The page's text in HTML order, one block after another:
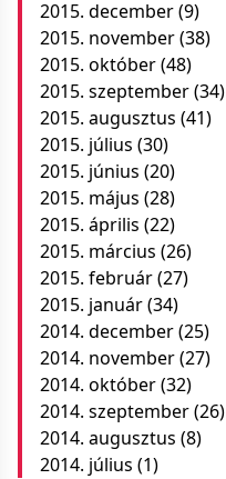
2015. december(9)
2015. november(38)
2015. október(48)
2015. szeptember(34)
2015. augusztus (41)
2015. július (30)
2015. június (20)
2015. május (28)
2015. április (22)
2015. március (26)
2015. február(27)
2015. január(34)
2014. december(25)
2014. november(27)
2014. október(32)
2014. szeptember(26)
2014. augusztus (8)
2014. július (1)